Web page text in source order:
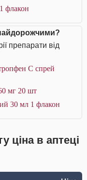
флакон
препарати від
С спрей
мг 20 шт
30 мл 1 флакон
ціна в аптеці